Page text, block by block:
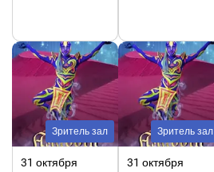
Зритель зал
31 октября
Зритель зал
31 октября